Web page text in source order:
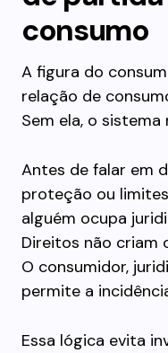
consumo
A figura do
relação de
Sem ela, o sistema
Antes de falar em
proteção ou
alguém ocupa
Direitos não criam
O consumidor,
permite a
Essa lógica evita